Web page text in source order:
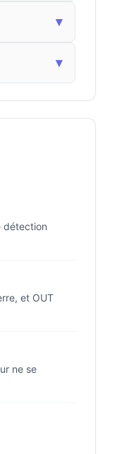
▾
▾
détection
et OUT
ne se